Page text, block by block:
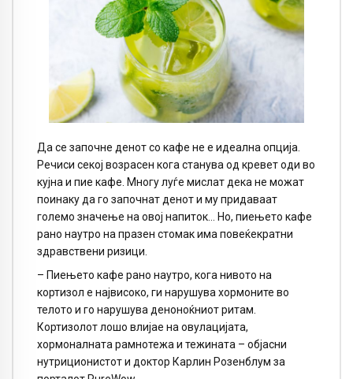
Да се ​​започне денот со кафе не е идеална опција.
Речиси секој возрасен кога станува од кревет оди во
кујна и пие кафе. Многу луѓе мислат дека не можат
поинаку да го започнат денот и му придаваат
големо значење на овој напиток… Но, пиењето кафе
рано наутро на празен стомак има повеќекратни
здравствени ризици.
– Пиењето кафе рано наутро, кога нивото на
кортизол е највисоко, ги нарушува хормоните во
телото и го нарушува деноноќниот ритам.
Кортизолот лошо влијае на овулацијата,
хормоналната рамнотежа и тежината – објасни
нутриционистот и доктор Карлин Розенблум за